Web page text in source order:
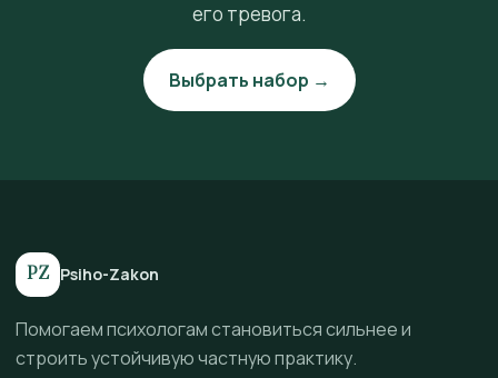
его тревога.
Выбрать набор →
PZ Psiho-Zakon
Помогаем психологам становиться сильнее и
строить устойчивую частную практику.